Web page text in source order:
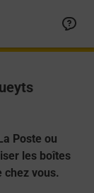
Poste ou
les boîtes
chez vous.